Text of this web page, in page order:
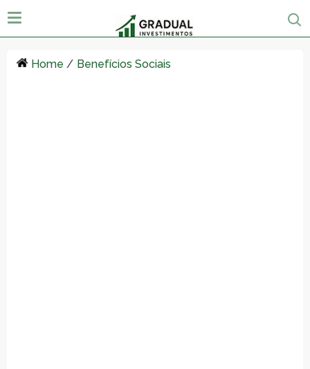
Home / Benefícios Sociais